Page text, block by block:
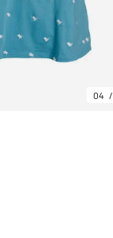
04